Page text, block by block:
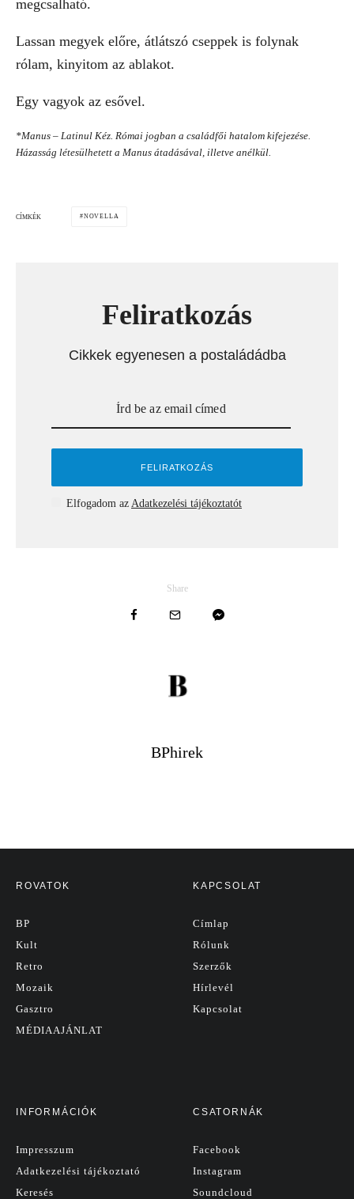
megcsalható.
Lassan megyek előre, átlátszó cseppek is folynak
rólam, kinyitom az ablakot.
Egy vagyok az esővel.
*Manus – Latinul Kéz. Római jogban a családfői hatalom kifejezése.
Házasság létesülhetett a Manus átadásával, illetve anélkül.
CÍMKÉK NOVELLA
Feliratkozás
Cikkek egyenesen a postaládádba
Elfogadom az Adatkezelési tájékoztatót
Share
BPhirek
ROVATOK
BP
Kult
Retro
Mozaik
Gasztro
MÉDIAAJÁNLAT
KAPCSOLAT
Címlap
Rólunk
Szerzők
Hírlevél
Kapcsolat
INFORMÁCIÓK
Impresszum
Adatkezelési tájékoztató
Keresés
CSATORNÁK
Facebook
Instagram
Soundcloud